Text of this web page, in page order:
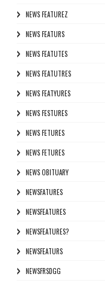
NEWS FEATUREZ
NEWS FEATURS
NEWS FEATUTES
NEWS FEATUTRES
NEWS FEATYURES
NEWS FESTURES
NEWS FETURES
NEWS FETURES
NEWS OBITUARY
NEWSFATURES
NEWSFEATURES
NEWSFEATURES?
NEWSFEATURS
NEWSFRSDGG